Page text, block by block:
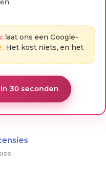
laat ons een Google-
. Het kost niets, en het
in 30 seconden